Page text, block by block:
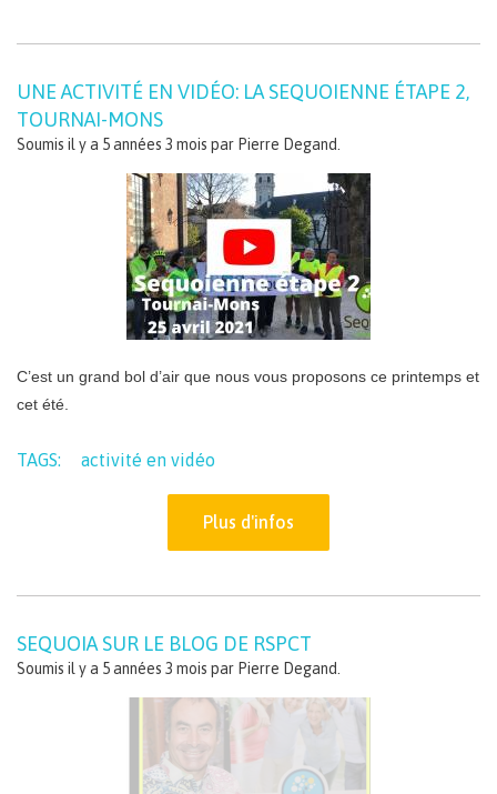
UNE ACTIVITÉ EN VIDÉO: LA SEQUOIENNE ÉTAPE 2,
TOURNAI-MONS
Soumis il y a 5 années 3 mois par Pierre Degand
C’est un grand bol d’air que nous vous proposons ce printemps et
cet été.
TAGS: activité en vidéo
Plus d'infos
SEQUOIA SUR LE BLOG DE RSPCT
Soumis il y a 5 années 3 mois par Pierre Degand